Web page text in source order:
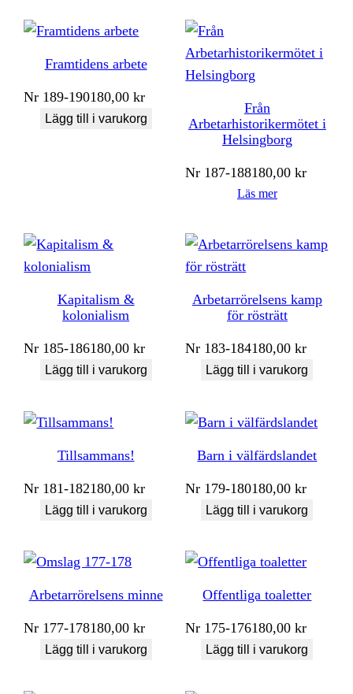
Framtidens arbete
Nr 189-190180,00kr
Lägg till i varukorg
Från
Arbetarhistorikermötet i
Helsingborg
Nr 187-188180,00kr
Läs mer
Kapitalism &
kolonialism
Nr 185-186180,00kr
Lägg till i varukorg
Arbetarrörelsens kamp
för rösträtt
Nr 183-184180,00kr
Lägg till i varukorg
Tillsammans!
Nr 181-182180,00kr
Lägg till i varukorg
Barn i välfärdslandet
Nr 179-180180,00kr
Lägg till i varukorg
Arbetarrörelsens minne
Nr 177-178180,00kr
Lägg till i varukorg
Offentliga toaletter
Nr 175-176180,00kr
Lägg till i varukorg